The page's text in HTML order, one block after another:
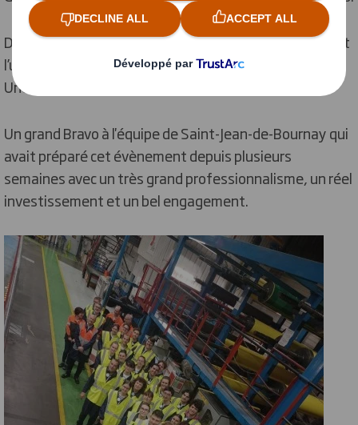
De très belles idées ont été présentées. Une idée a fait
l’unanimité au sein du jury et a remporté le Grand Prix.
Une seconde idée a été primée pour son originalité.
Un grand Bravo à l'équipe de Saint-Jean-de-Bournay qui
avait préparé cet évènement depuis plusieurs
semaines avec un très grand professionnalisme, un réel
investissement et un bel engagement.